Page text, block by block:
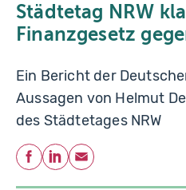
Städtetag NRW
Finanzgesetz
Ein Bericht der
Aussagen von Helmut
des Städtetages NRW
Teilen
Facebook
LinkedIn
E-Mail